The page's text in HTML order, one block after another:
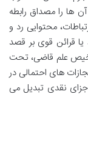
ها را مصداق رابطه
محتوایی رد و
قرائن قوی بر قصد
علم قاضی، تحت
های احتمالی در
جزای نقدی تبدیل می